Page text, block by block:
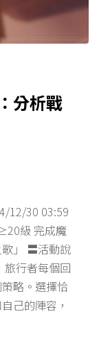
分析戰
12/30 03:59
級 完成魔
」 〓活動說
行者每個回
略。選擇恰
己的陣容，